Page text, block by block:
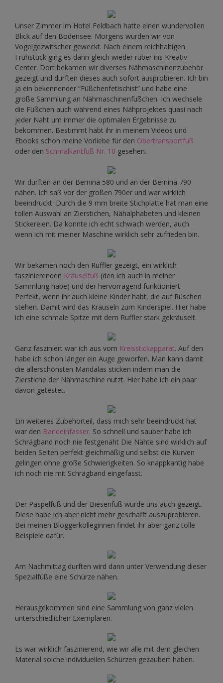
Unser Zimmer im Hotel Feldbach hatte einen wundervollen
Blick auf den Bodensee. Morgens wurden wir von
Vogelgezwitscher geweckt. Nach einem reichhaltigen
Frühstück ging es dann gleich wieder rüber ins Kreativ
Center. Dort bekamen wir diverses Nähmaschinenzubehör
gezeigt und durften dieses auch sofort ausprobieren. Ich bin
ja ein bekennender “Füßchenfetischist” und habe eine
große Sammlung an Nähmaschinenfüßchen. Ich wechsele
die Füßchen auch während eines Nähprojektes quasi nach
jeder Naht um immer die optimalen Ergebnisse zu
bekommen. Bestimmt habt ihr in meinem Videos und
Ebooks schon meine Vorliebe für den Obertransportfuß
oder den Schmalkantfuß Nr. 10 gesehen.
Wir durften an der Bernina 580 und an der Bernina 790
nähen. Ich saß vor der großen 790er und war wirklich
beeindruckt. Durch die 9 mm breite Stichplatte hat man eine
tollen Auswahl an Zierstichen, Nähalphabeten und kleinen
Stickereien. Da könnte ich echt schwach werden, auch
wenn ich mit meiner Maschine wirklich sehr zufrieden bin.
Wir bekamen noch den Ruffler gezeigt, ein wirklich
faszinierenden Kräuselfuß (den ich auch in meiner
Sammlung habe) und der hervorragend funktioniert.
Perfekt, wenn ihr auch kleine Kinder habt, die auf Rüschen
stehen. Damit wird das Kräuseln zum Kinderspiel. Hier habe
ich eine schmale Spitze mit dem Ruffler stark gekräuselt.
Ganz fasziniert war ich aus vom Kreisstickapparat. Auf den
habe ich schon länger ein Auge geworfen. Man kann damit
die allerschönsten Mandalas sticken indem man die
Zierstiche der Nähmaschine nutzt. Hier habe ich ein paar
davon getestet.
Ein weiteres Zubehörteil, dass mich sehr beeindruckt hat
war den Bandeinfasser. So schnell und sauber habe ich
Schrägband noch nie festgenäht Die Nähte sind wirklich auf
beiden Seiten perfekt gleichmäßig und selbst die Kurven
gelingen ohne große Schwierigkeiten. So knappkantig habe
ich noch nie mit Schrägband eingefasst.
Der Paspelfuß und der Biesenfuß wurde uns auch gezeigt.
Diese habe ich aber nicht mehr geschafft auszuprobieren.
Bei meinen Bloggerkolleginnen findet ihr aber ganz tolle
Beispiele dafür.
Am Nachmittag durften wird dann unter Verwendung dieser
Spezialfüße eine Schürze nähen.
Herausgekommen sind eine Sammlung von ganz vielen
unterschiedlichen Exemplaren.
Es war wirklich faszinierend, wie wir alle mit dem gleichen
Material solche individuellen Schürzen gezaubert haben.